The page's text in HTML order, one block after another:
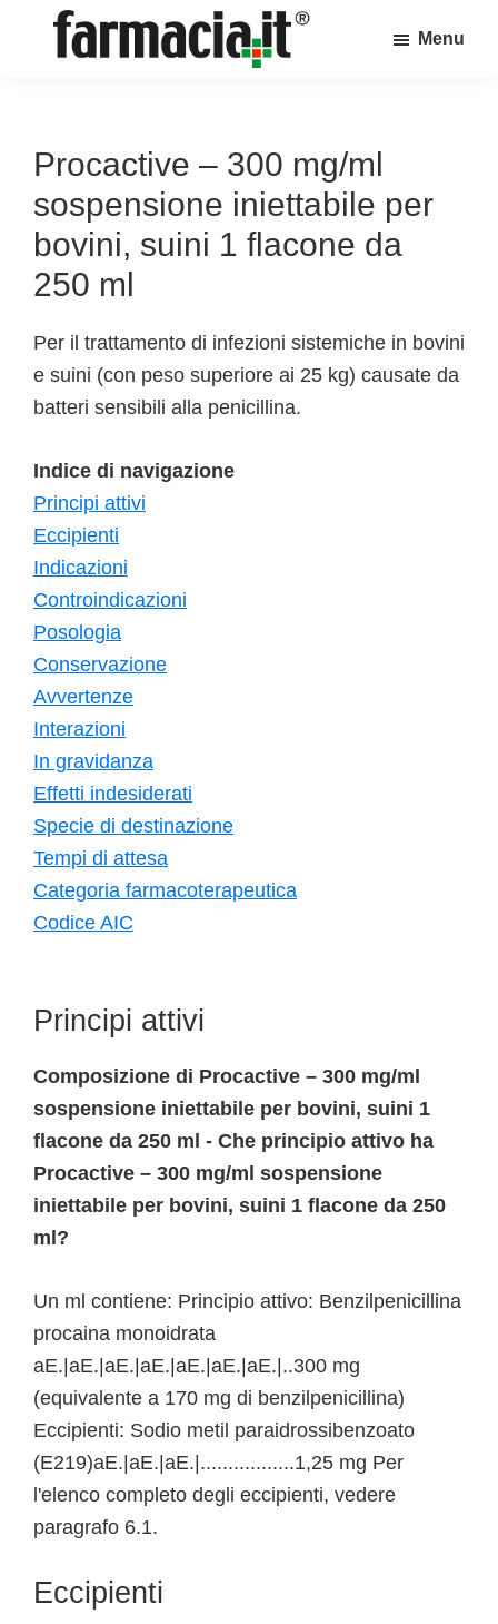
sul
mondo
della
farmacia
online
Menu
Procactive – 300 mg/ml
sospensione iniettabile per
bovini, suini 1 flacone da
250 ml
Per il trattamento di infezioni sistemiche in bovini
e suini (con peso superiore ai 25 kg) causate da
batteri sensibili alla penicillina.
Indice di navigazione
Principi attivi
Eccipienti
Indicazioni
Controindicazioni
Posologia
Conservazione
Avvertenze
Interazioni
In gravidanza
Effetti indesiderati
Specie di destinazione
Tempi di attesa
Categoria farmacoterapeutica
Codice AIC
Principi attivi
Composizione di Procactive – 300 mg/ml
sospensione iniettabile per bovini, suini 1
flacone da 250 ml - Che principio attivo ha
Procactive – 300 mg/ml sospensione
iniettabile per bovini, suini 1 flacone da 250
ml?
Un ml contiene: Principio attivo: Benzilpenicillina
procaina monoidrata
aE.|aE.|aE.|aE.|aE.|aE.|aE.|..300 mg
(equivalente a 170 mg di benzilpenicillina)
Eccipienti: Sodio metil paraidrossibenzoato
(E219)aE.|aE.|aE.|.................1,25 mg Per
l'elenco completo degli eccipienti, vedere
paragrafo 6.1.
Eccipienti